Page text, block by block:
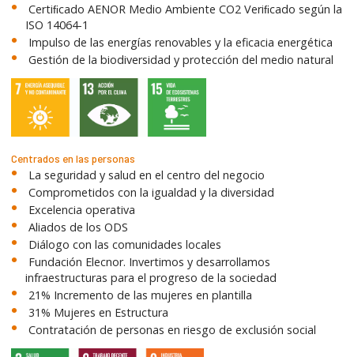
Certiﬁcado AENOR Medio Ambiente CO2 Veriﬁcado según la
ISO 14064-1
Impulso de las energías renovables y la eficacia energética
Gestión de la biodiversidad y protección del medio natural
Centrados en las personas
La seguridad y salud en el centro del negocio
Comprometidos con la igualdad y la diversidad
Excelencia operativa
Aliados de los ODS
Diálogo con las comunidades locales
Fundación Elecnor. Invertimos y desarrollamos
infraestructuras para el progreso de la sociedad
21% Incremento de las mujeres en plantilla
31% Mujeres en Estructura
Contratación de personas en riesgo de exclusión social